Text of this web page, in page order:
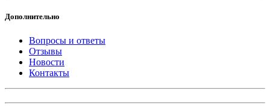
Дополнительно
Вопросы и ответы
Отзывы
Новости
Контакты